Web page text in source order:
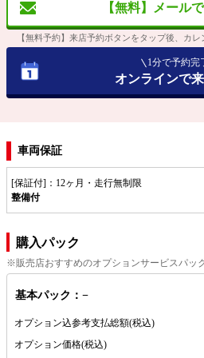
【無料】メール
【無料予約】来店予約ボタンをタップ後、カ
1分で予約完
オンラインで
車両保証
[保証付]：12ヶ月・走行無制限
整備付
購入パック
※販売店おすすめのオプションサービスパッ
基本パック：−
オプション込参考支払総額(税込)
オプション価格(税込)